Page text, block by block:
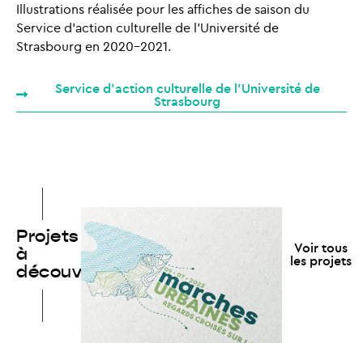
Illustrations réalisée pour les affiches de saison du
Service d’action culturelle de l’Université de
Strasbourg en 2020-2021.
Service d'action culturelle de l'Université de
Strasbourg
Projets
à
découvrir
Voir tous
les projets